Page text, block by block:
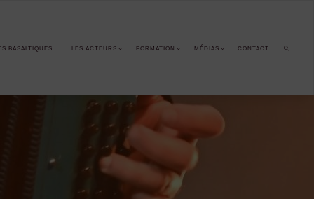
BASALTIQUES LES ACTEURS FORMATION MÉDIAS CONTACT